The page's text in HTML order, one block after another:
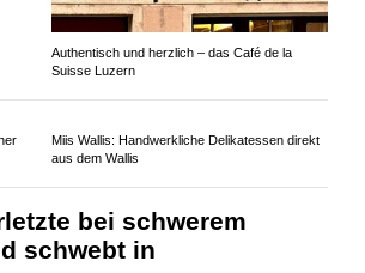
Authentisch und herzlich – das Café de la
Suisse Luzern
Miis Wallis: Handwerkliche Delikatessen direkt